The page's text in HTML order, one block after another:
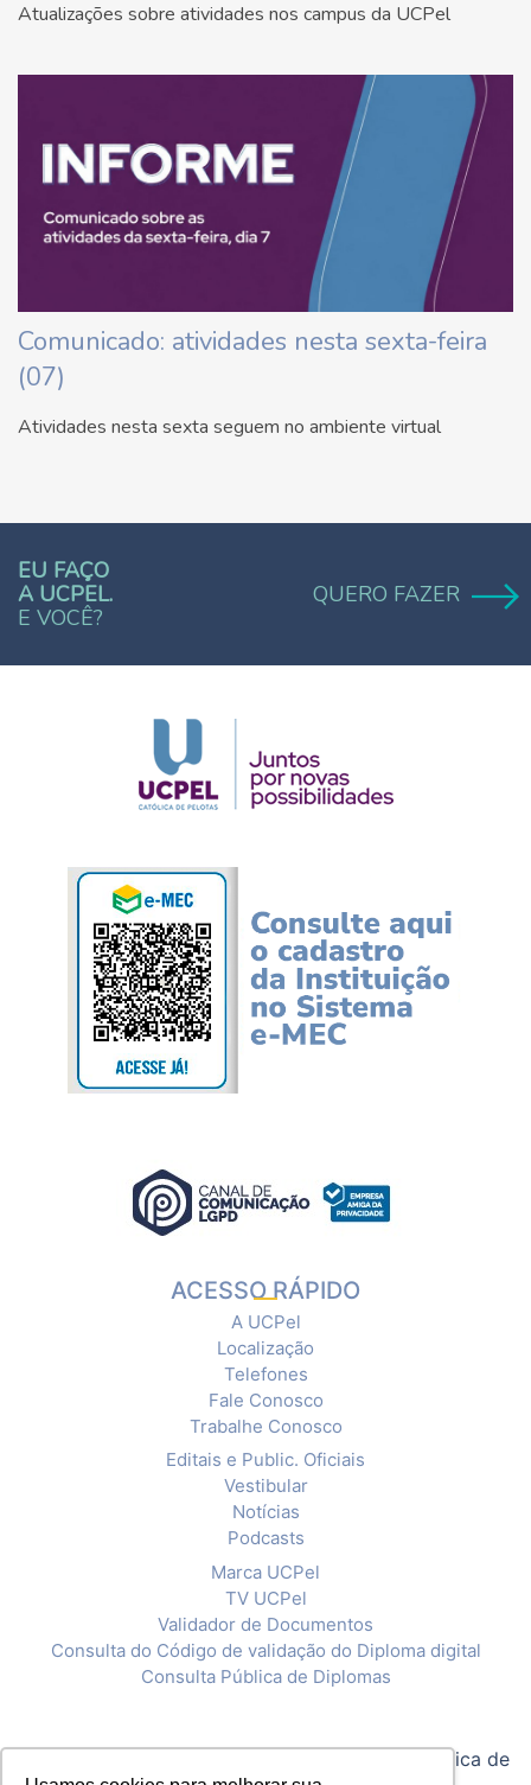
Atualizações sobre atividades nos campus da UCPel
Comunicado: atividades nesta sexta-feira
(07)
Atividades nesta sexta seguem no ambiente virtual
EU FAÇO
A UCPEL.
E VOCÊ?
QUERO FAZER
ACESSO RÁPIDO
A UCPel
Localização
Telefones
Fale Conosco
Trabalhe Conosco
Editais e Public. Oficiais
Vestibular
Notícias
Podcasts
Marca UCPel
TV UCPel
Validador de Documentos
Consulta do Código de validação do Diploma digital
Consulta Pública de Diplomas
Política de